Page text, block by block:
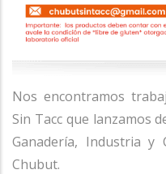
Nos encontramos
Sin Tacc que lanzamos
Ganadería, Industria y
Chubut.